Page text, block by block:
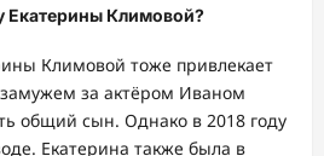
Екатерины Климовой?
Климовой тоже привлекает
за актёром Иваном
общий сын. Однако в 2018 году
Екатерина также была в